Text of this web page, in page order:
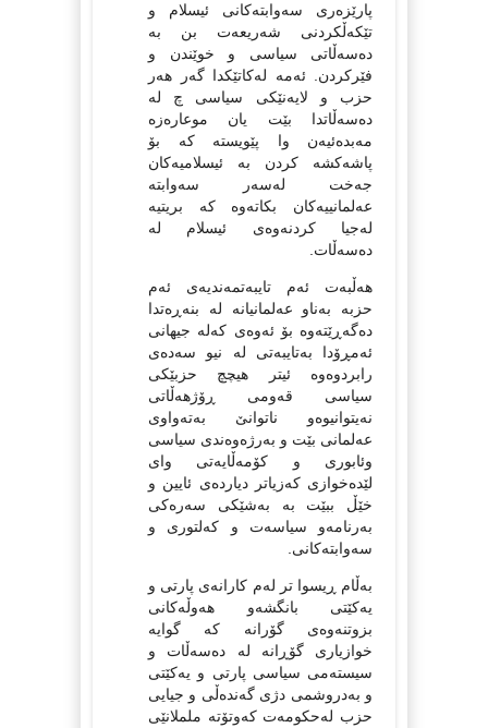
پارێزەری سەوابتەکانی ئیسلام و
تێکەڵکردنی شەریعەت بن بە
دەسەڵاتی سیاسی و خوێندن و
فێرکردن. ئەمە لەکاتێکدا گەر هەر
حزب و لایەنێکی سیاسی چ لە
دەسەڵاتدا بێت یان موعارەزە
مەبدەئیەن وا پێویستە کە بۆ
پاشەکشە کردن بە ئیسلامیەکان
جەخت لەسەر سەوابتە
عەلمانییەکان بکاته‌وه‌ کە بریتیە
لەجیا کردنەوەی ئیسلام لە
دەسەڵات.
هەڵبەت ئەم تایبەتمەندیەی ئەم
حزبە بەناو عەلمانیانە لە بنەڕەتدا
دەگەڕێتەوە بۆ ئەوەی کەلە جیهانی
ئەمڕۆدا بەتایبەتی لە نیو سەدەی
رابردوەوە ئیتر هیچچ حزبێکی
سیاسی قەومی ڕۆژهه‌ڵاتی
نەیتوانیوەو ناتوانێ بەتەواوی
عەلمانی بێت و بەرژەوەندی سیاسی
وئابوری و کۆمەڵایەتی وای
لێدەخوازی کەزیاتر دیاردەی ئایین و
خێڵ ببێت بە بەشێکی سەرەکی
بەرنامەو سیاسەت و کەلتوری و
سەوابتەکانی.
بەڵام ڕیسوا تر لەم کارانەی پارتی و
یەکێتی بانگشەو هەوڵەکانی
بزوتنەوەی گۆرانە کە گوایە
خوازیاری گۆڕانە لە دەسەڵات و
سیستەمی سیاسی پارتی و یەکێتی
و بەدروشمی دژی گەندەڵی و جیایی
حزب لەحکومەت کەوتۆتە ململانێی